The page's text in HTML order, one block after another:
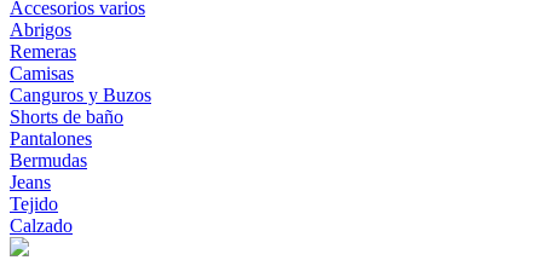
Accesorios varios
Abrigos
Remeras
Camisas
Canguros y Buzos
Shorts de baño
Pantalones
Bermudas
Jeans
Tejido
Calzado